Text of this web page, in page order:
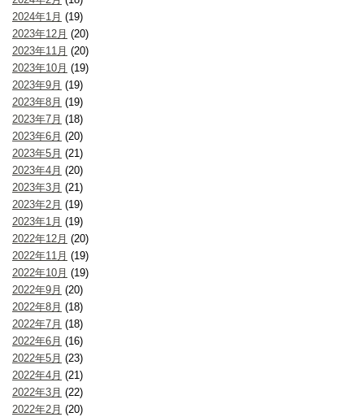
2024年1月 (19)
2023年12月 (20)
2023年11月 (20)
2023年10月 (19)
2023年9月 (19)
2023年8月 (19)
2023年7月 (18)
2023年6月 (20)
2023年5月 (21)
2023年4月 (20)
2023年3月 (21)
2023年2月 (19)
2023年1月 (19)
2022年12月 (20)
2022年11月 (19)
2022年10月 (19)
2022年9月 (20)
2022年8月 (18)
2022年7月 (18)
2022年6月 (16)
2022年5月 (23)
2022年4月 (21)
2022年3月 (22)
2022年2月 (20)